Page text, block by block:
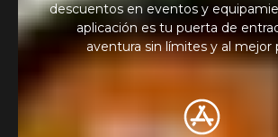
descuentos en eventos y
aplicación es tu puerta de
aventura sin límites y al mejor